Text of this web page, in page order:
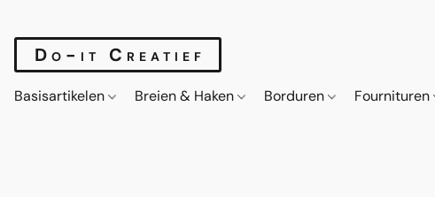
Do-it Creatief
Basisartikelen Breien & Haken Borduren Fournituren